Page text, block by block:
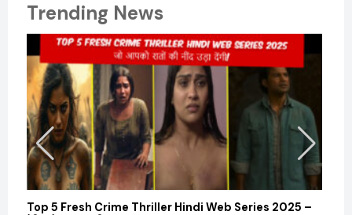
Trending News
Top 5 Fresh Crime Thriller Hindi Web Series 2025 –